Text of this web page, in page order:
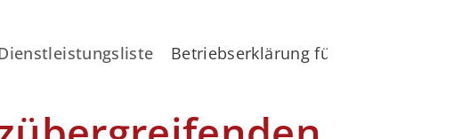
Betriebserklärung für den